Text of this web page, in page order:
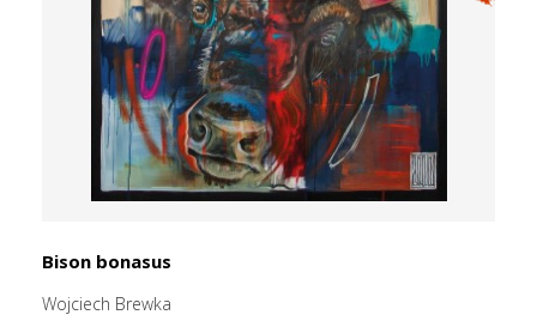
Bison bonasus
Wojciech Brewka